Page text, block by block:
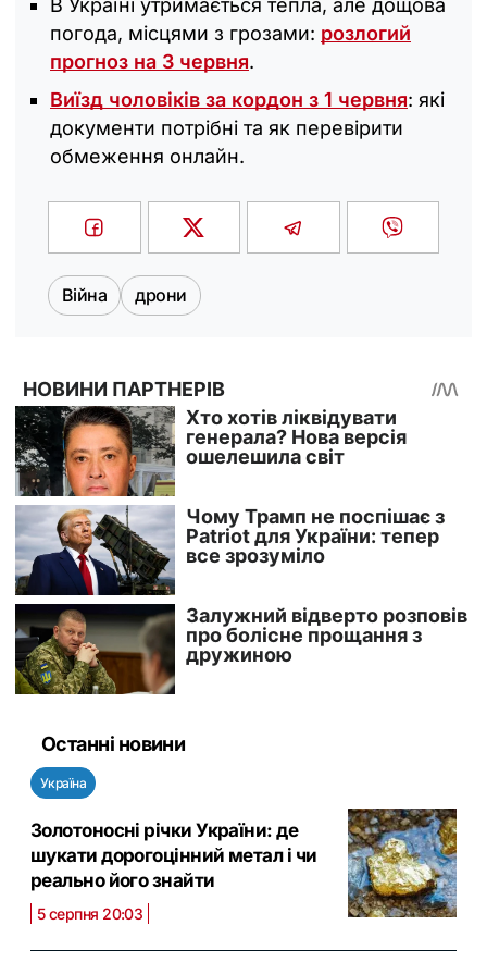
В Україні утримається тепла, але дощова
погода, місцями з грозами: розлогий
прогноз на 3 червня.
Виїзд чоловіків за кордон з 1 червня: які
документи потрібні та як перевірити
обмеження онлайн.
Війна дрони
Останні новини
Україна
Золотоносні річки України: де
шукати дорогоцінний метал і чи
реально його знайти
5 серпня 20:03